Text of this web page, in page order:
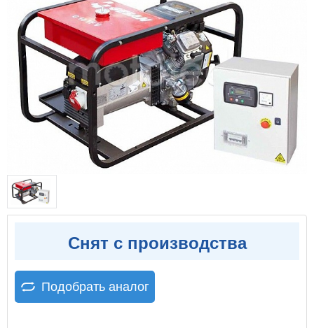
Снят с производства
Подобрать аналог